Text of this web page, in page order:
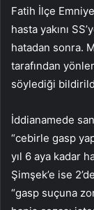
Fatih İlçe
hasta yakını
hatadan sonra.
tarafından
söylediği
İddianamede
“cebirle gasp
yıl 6 aya kadar
Şimşek’e ise
“gasp suçuna